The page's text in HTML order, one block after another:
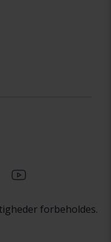
forbeholdes.